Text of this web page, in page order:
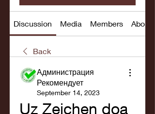
Discussion Media Members About
Back
Администрация
Рекомендует
September 14, 2023
Uz Zeichen doa